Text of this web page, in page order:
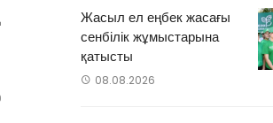
Жасыл ел еңбек жасағы
сенбілік жұмыстарына
қатысты
08.08.2026